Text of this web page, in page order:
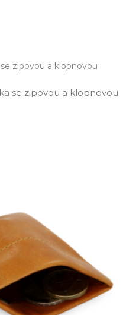
zipovou a klopnovou
se zipovou a klopnovou